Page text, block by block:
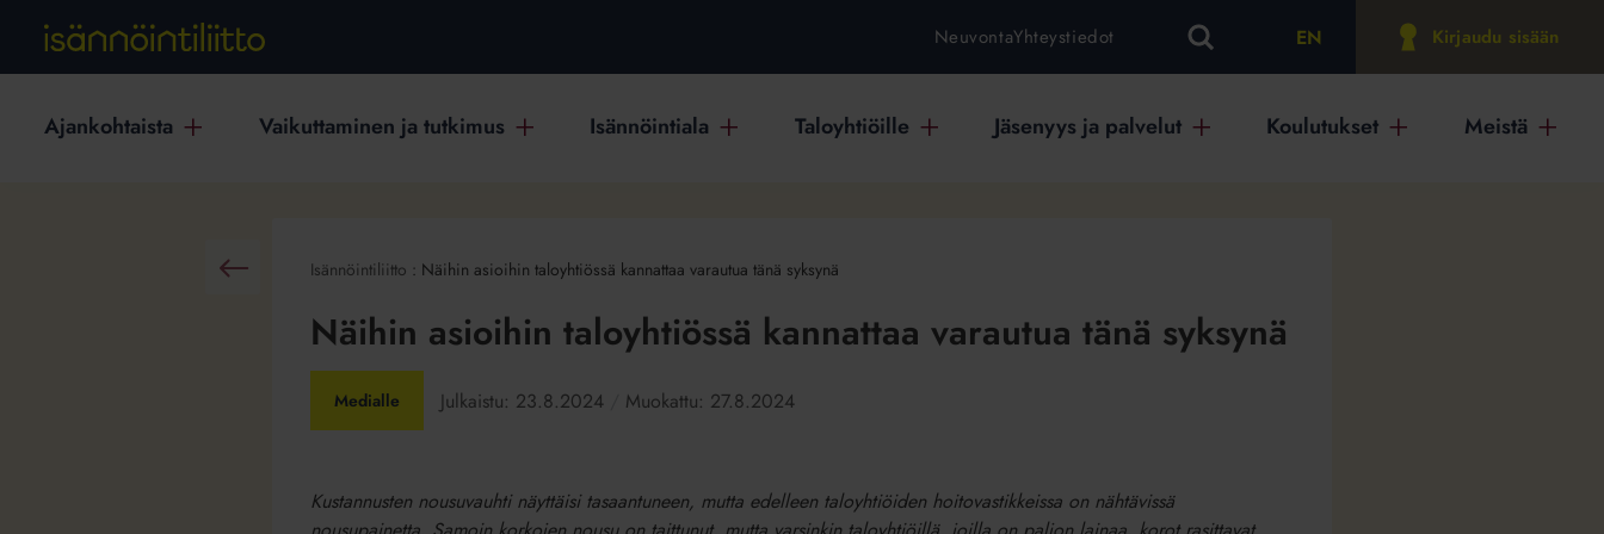
NeuvontaYhteystiedot EN Kirjaudu sisään
Ajankohtaista Vaikuttaminen ja tutkimus Isännöintiala Taloyhtiöille Jäsenyys ja palvelut Koulutukset Meistä
Takaisin Isännöintiliitto : Näihin asioihin taloyhtiössä kannattaa varautua tänä syksynä
Näihin asioihin taloyhtiössä kannattaa varautua tänä syksynä
Medialle Julkaistu: 23.8.2024 Muokattu: 27.8.2024
Kustannusten nousuvauhti näyttäisi tasaantuneen, mutta edelleen taloyhtiöiden hoitovastikkeissa on nähtävissä